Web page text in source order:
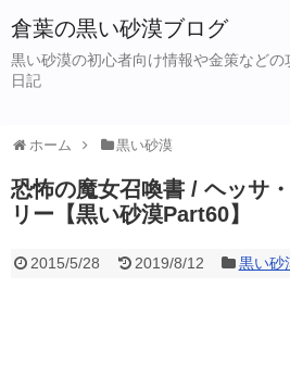
倉葉の黒い砂漠ブログ
黒い砂漠の初心者向け情報や金策などの
日記
ホーム 黒い砂漠
恐怖の魔女召喚書 / ヘッサ
リー【黒い砂漠Part60】
2015/5/28 2019/8/12 黒い砂